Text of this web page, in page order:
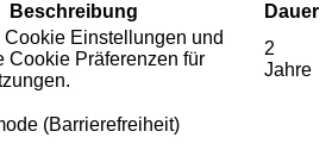
Beschreibung
Dauer
Einstellungen und
Cookie Präferenzen für
2
Jahre
(Barrierefreiheit)